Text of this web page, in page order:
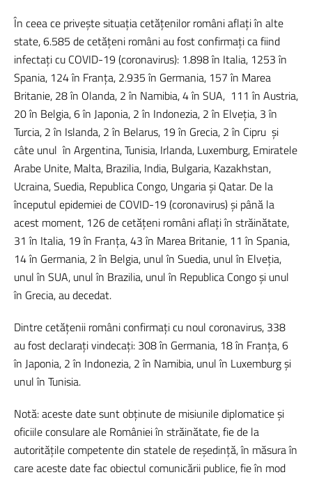
În ceea ce privește situația cetățenilor români aflați în alte
state, 6.585 de cetățeni români au fost confirmați ca fiind
infectați cu COVID-19 (coronavirus): 1.898 în Italia, 1253 în
Spania, 124 în Franța, 2.935 în Germania, 157 în Marea
Britanie, 28 în Olanda, 2 în Namibia, 4 în SUA, 111 în Austria,
20 în Belgia, 6 în Japonia, 2 în Indonezia, 2 în Elveția, 3 în
Turcia, 2 în Islanda, 2 în Belarus, 19 în Grecia, 2 în Cipru și
câte unul în Argentina, Tunisia, Irlanda, Luxemburg, Emiratele
Arabe Unite, Malta, Brazilia, India, Bulgaria, Kazakhstan,
Ucraina, Suedia, Republica Congo, Ungaria și Qatar. De la
începutul epidemiei de COVID-19 (coronavirus) și până la
acest moment, 126 de cetățeni români aflați în străinătate,
31 în Italia, 19 în Franța, 43 în Marea Britanie, 11 în Spania,
14 în Germania, 2 în Belgia, unul în Suedia, unul în Elveția,
unul în SUA, unul în Brazilia, unul în Republica Congo și unul
în Grecia, au decedat.
Dintre cetățenii români confirmați cu noul coronavirus, 338
au fost declarați vindecați: 308 în Germania, 18 în Franța, 6
în Japonia, 2 în Indonezia, 2 în Namibia, unul în Luxemburg și
unul în Tunisia.
Notă: aceste date sunt obținute de misiunile diplomatice și
oficiile consulare ale României în străinătate, fie de la
autoritățile competente din statele de reședință, în măsura în
care aceste date fac obiectul comunicării publice, fie în mod